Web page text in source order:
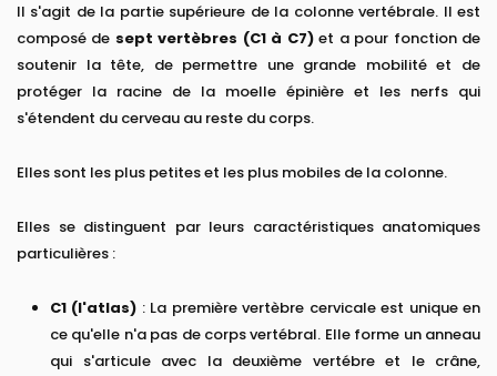
Il s'agit de la partie supérieure de la colonne vertébrale. Il est
composé de sept vertèbres (C1 à C7)et a pour fonction de
soutenir la tête, de permettre une grande mobilité et de
protéger la racine de la moelle épinière et les nerfs qui
s'étendent du cerveau au reste du corps.
Elles sont les plus petites et les plus mobiles de la colonne.
Elles se distinguent par leurs caractéristiques anatomiques
particulières :
C1 (l'atlas) : La première vertèbre cervicale est unique en
ce qu'elle n'a pas de corps vertébral. Elle forme un anneau
qui s'articule avec la deuxième vertébre et le crâne,